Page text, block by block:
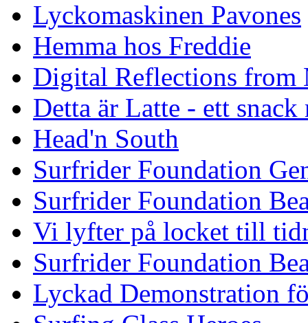
Lyckomaskinen Pavones
Hemma hos Freddie
Digital Reflections from
Detta är Latte - ett
Head'n South
Surfrider Foundation
Surfrider Foundation
Vi lyfter på locket till
Surfrider Foundation
Lyckad Demonstration